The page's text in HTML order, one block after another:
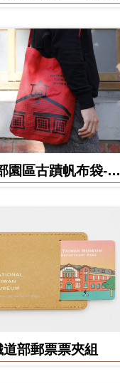
園區古蹟帆布袋-電
道部郵票票夾組